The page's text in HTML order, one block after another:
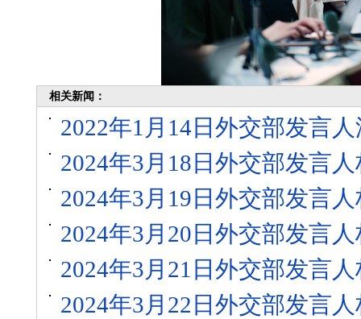
相关新闻：
2022年1月14日外交部发言
2024年3月18日外交部发言
2024年3月19日外交部发言
2024年3月20日外交部发言
2024年3月21日外交部发言
2024年3月22日外交部发言